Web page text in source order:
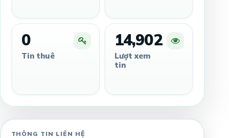
0
Tin thuê
14,902
Lượt xem
tin
THÔNG TIN LIÊN HỆ